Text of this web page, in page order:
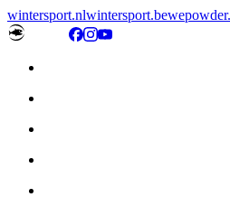
wintersport.nlwintersport.be